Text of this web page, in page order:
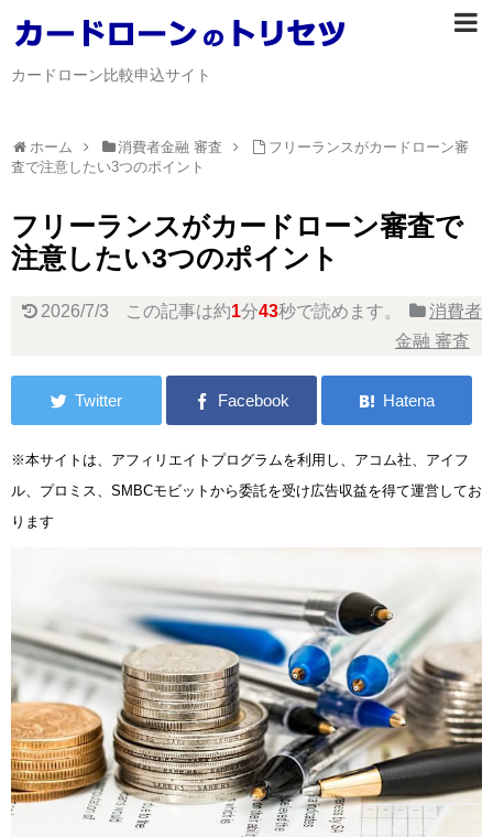
カードローン比較申込サイト
ホーム 消費者金融 審査
フリーランスがカードローン審
査で注意したい3つのポイント
フリーランスがカードローン審査で
注意したい3つのポイント
2026/7/3 この記事は約1分43秒で読めます。
消費者
金融 審査
※本サイトは、アフィリエイトプログラムを利用し、アコム社、アイフ
ル、プロミス、SMBCモビットから委託を受け広告収益を得て運営してお
ります